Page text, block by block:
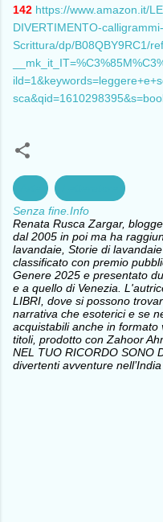
142 https://www.amazon.it/
DIVERTIMENTO-calligrammi-
Scrittura/dp/B08QBY9RC1/
Senza fine.Info
Renata Rusca Zargar,
dal 2005 in poi ma ha
lavandaie, Storie di
classificato con premio
Genere 2025 e presentato
e a quello di Venezia.
LIBRI, dove si possono
narrativa che esoterici e se
acquistabili anche in
titoli, prodotto con Zahoor
NEL TUO RICORDO SONO
divertenti avventure nell’India